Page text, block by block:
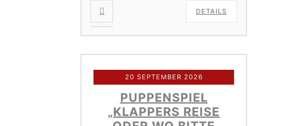
DETAILS
20 SEPTEMBER 2026
PUPPENSPIEL
„KLAPPERS REISE